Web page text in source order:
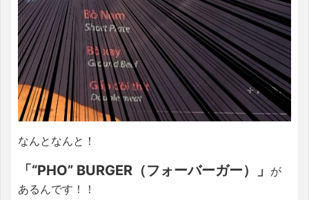
なんとなんと！
「“PHO” BURGER（フォーバーガー）」 が
あるんです！！